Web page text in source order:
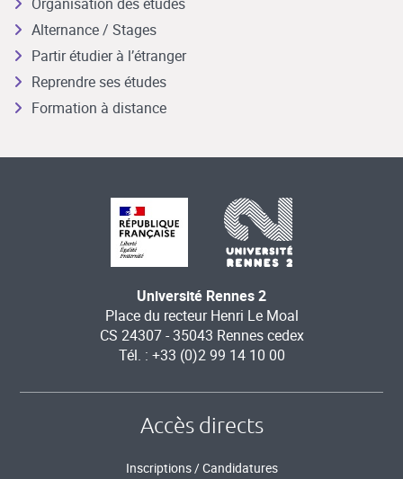
Alternance / Stages
Partir étudier à l’étranger
Reprendre ses études
Formation à distance
Université Rennes 2
Place du recteur Henri Le Moal
CS 24307 - 35043 Rennes cedex
Tél. : +33 (0)2 99 14 10 00
Accès directs
Inscriptions / Candidatures